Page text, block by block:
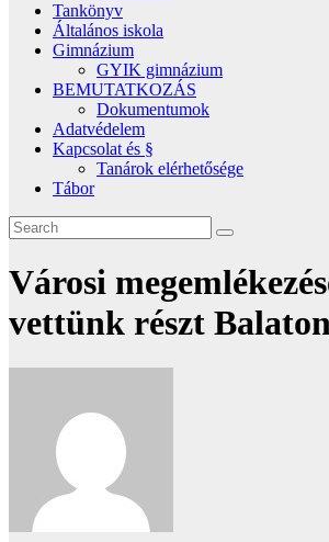
Tankönyv
Általános iskola
Gimnázium
GYIK gimnázium
BEMUTATKOZÁS
Dokumentumok
Adatvédelem
Kapcsolat és §
Tanárok elérhetősége
Tábor
Városi
vettünk részt